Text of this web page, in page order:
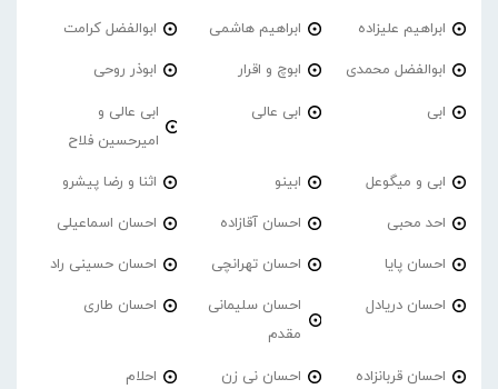
ابراهیم علیزاده ابراهیم هاشمی ابوالفضل کرامت
ابوالفضل محمدی ابوچ و اقرار ابوذر روحی
ابی ابی عالی
ابی عالی و
امیرحسین فلاح
ابی و میگوعل ابینو اثنا و رضا پیشرو
احد محبی احسان آقازاده احسان اسماعیلی
احسان پایا احسان تهرانچی احسان حسینی راد
احسان دریادل
احسان سلیمانی
مقدم
احسان طاری
احسان قربانزاده احسان نی زن احلام